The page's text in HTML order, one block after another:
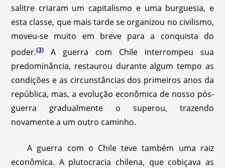
salitre criaram um capitalismo e uma burguesia, e
esta classe, que mais tarde se organizou no civilismo,
moveu-se muito em breve para a conquista do
poder.(3)
A guerra com Chile interrompeu sua
predominância, restaurou durante algum tempo as
condições e as circunstâncias dos primeiros anos da
república, mas, a evolução econômica de nosso pós-
guerra gradualmente o superou, trazendo
novamente a um outro caminho.
A guerra com o Chile teve também uma raiz
econômica. A plutocracia chilena, que cobiçava as